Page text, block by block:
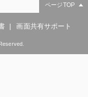
ページTOP
画面共有サポート